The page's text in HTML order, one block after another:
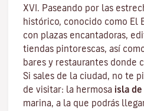
XVI. Paseando por las
histórico, conocido como El
con plazas encantadoras,
tiendas pintorescas, así
bares y restaurantes donde
Si sales de la ciudad, no te
de visitar: la hermosa isla de
marina, a la que podrás